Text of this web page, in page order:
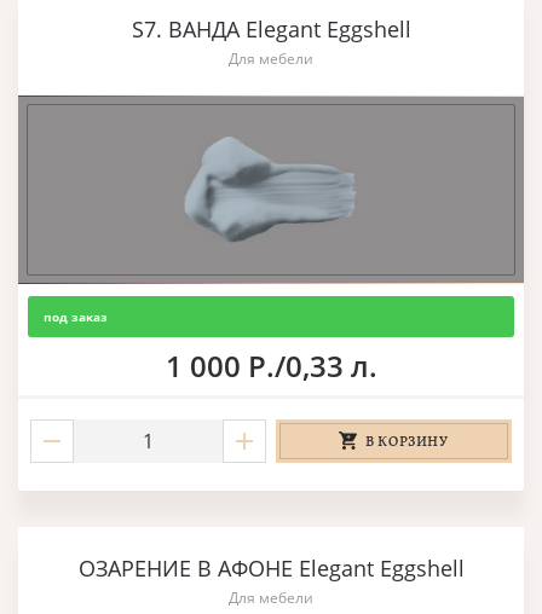
S7. ВАНДА Elegant Eggshell
Для мебели
под заказ
1 000 Р./0,33 л.
В КОРЗИНУ
ОЗАРЕНИЕ В АФОНЕ Elegant Eggshell
Для мебели